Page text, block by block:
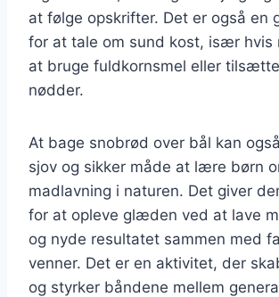
at følge opskrifter. Det er også en
for at tale om sund kost, især hvis
at bruge fuldkornsmel eller
nødder.
At bage snobrød over bål kan
sjov og sikker måde at lære børn
madlavning i naturen. Det giver
for at opleve glæden ved at lave
og nyde resultatet sammen med
venner. Det er en aktivitet, der
og styrker båndene mellem